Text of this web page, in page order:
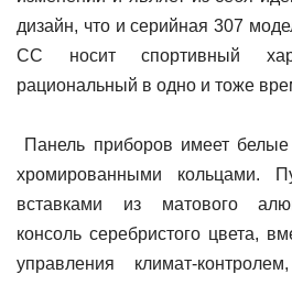
дизайн, что и серийная 307
CC носит спортивный
рациональный в одно и тоже
Панель приборов имеет
хромированными кольцами.
вставками из матового
консоль серебристого цвета,
управления климат-